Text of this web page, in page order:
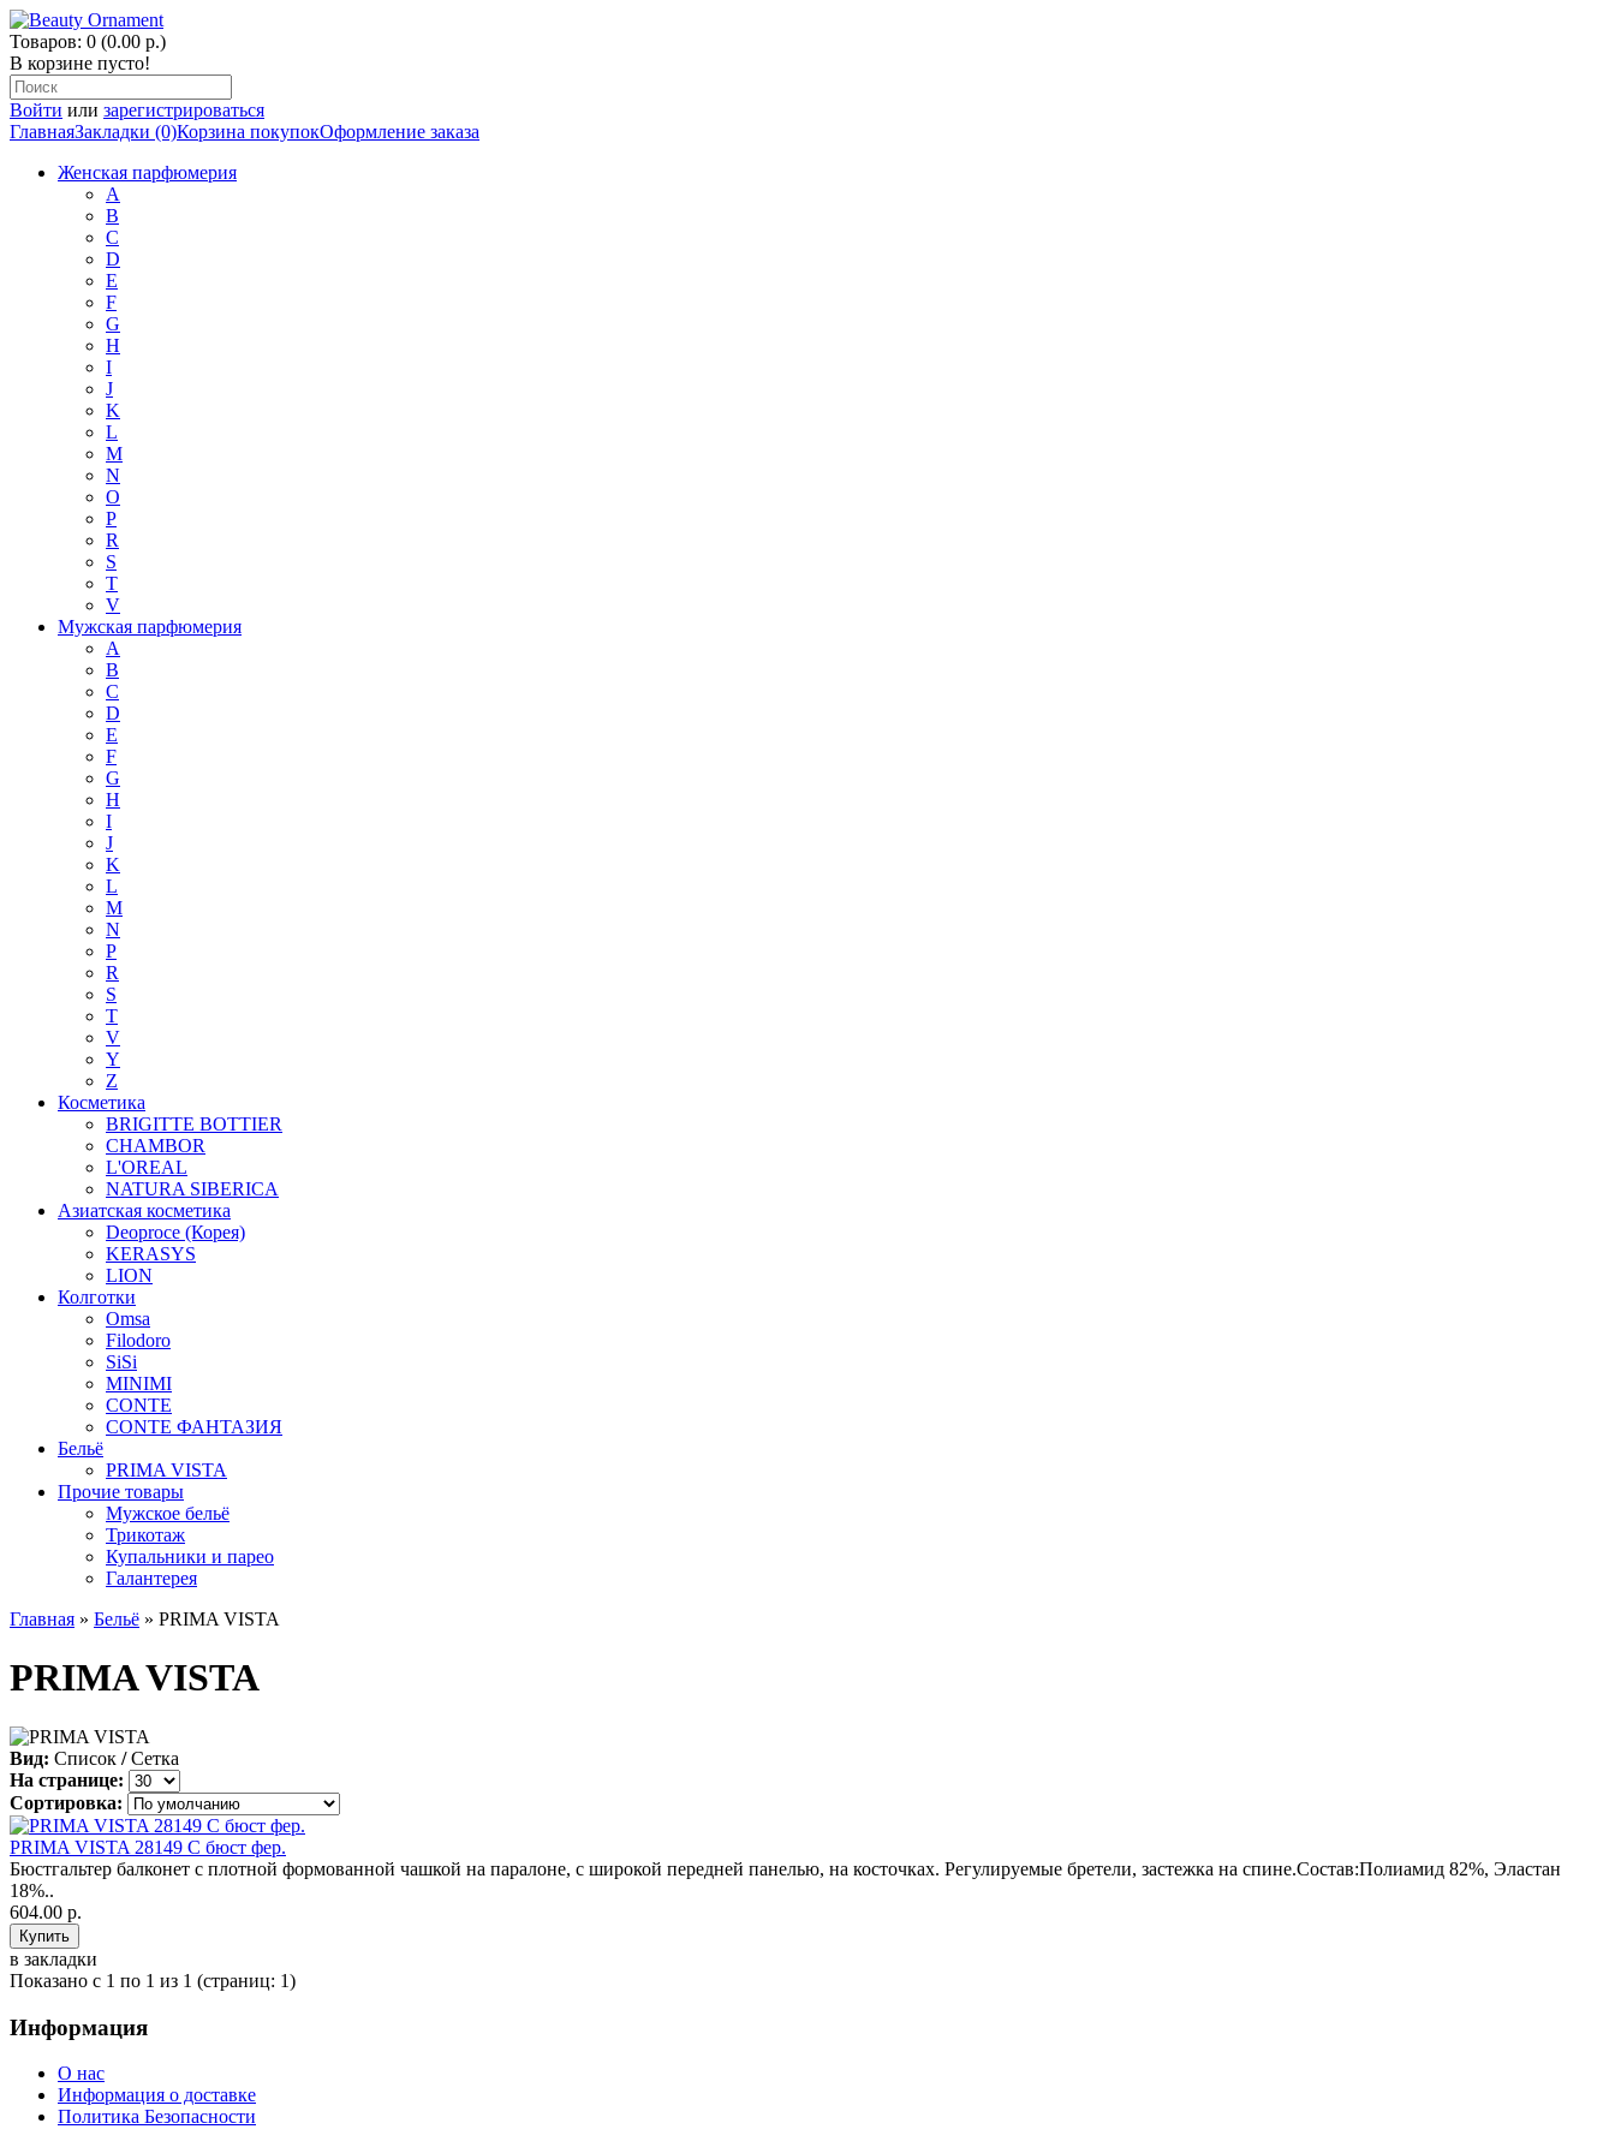
Товаров: 0 (0.00 р.)
В корзине пусто!
Войти или зарегистрироваться
ГлавнаяЗакладки (0)Корзина покупокОформление заказа
Женская парфюмерия
A
B
C
D
E
F
G
H
I
J
K
L
M
N
O
P
R
S
T
V
Мужская парфюмерия
A
B
C
D
E
F
G
H
I
J
K
L
M
N
P
R
S
T
V
Y
Z
Косметика
BRIGITTE BOTTIER
CHAMBOR
L'OREAL
NATURA SIBERICA
Азиатская косметика
Deoproce (Корея)
KERASYS
LION
Колготки
Omsa
Filodoro
SiSi
MINIMI
CONTE
CONTE ФАНТАЗИЯ
Бельё
PRIMA VISTA
Прочие товары
Мужское бельё
Трикотаж
Купальники и парео
Галантерея
Главная » Бельё » PRIMA VISTA
PRIMA VISTA
Вид: Список / Сетка
На странице:
Сортировка:
PRIMA VISTA 28149 С бюст фер.
Бюстгальтер балконет с плотной формованной чашкой на паралоне, с широкой передней панелью, на косточках. Регулируемые бретели, застежка на спине.Состав:Полиамид 82%, Эластан
18%..
604.00 р.
в закладки
Показано с 1 по 1 из 1 (страниц: 1)
Информация
О нас
Информация о доставке
Политика Безопасности